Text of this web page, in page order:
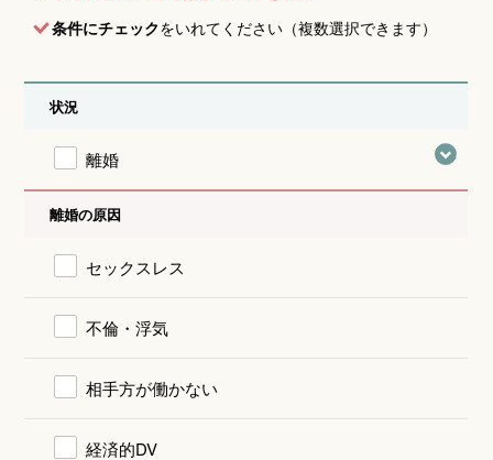
条件にチェックをいれてください（複数選択できます）
状況
離婚
離婚の原因
セックスレス
不倫・浮気
相手方が働かない
経済的DV